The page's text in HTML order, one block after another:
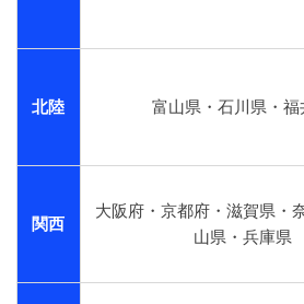
北陸 富山県・石川県・福
関西
大阪府・京都府・滋賀県・
山県・兵庫県